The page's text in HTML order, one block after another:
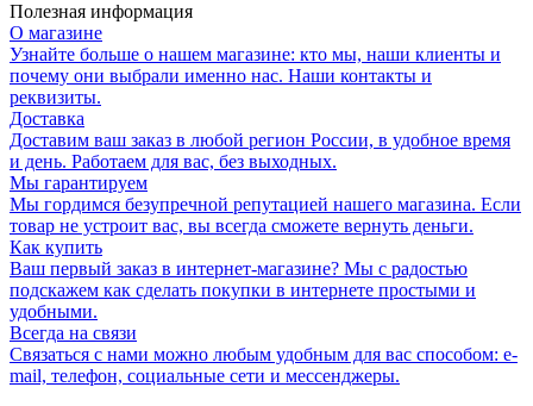
Полезная информация
О магазине
Узнайте больше о нашем магазине: кто мы, наши клиенты и
почему они выбрали именно нас. Наши контакты и
реквизиты.
Доставка
Доставим ваш заказ в любой регион России, в удобное время
и день. Работаем для вас, без выходных.
Мы гарантируем
Мы гордимся безупречной репутацией нашего магазина. Если
товар не устроит вас, вы всегда сможете вернуть деньги.
Как купить
Ваш первый заказ в интернет-магазине? Мы с радостью
подскажем как сделать покупки в интернете простыми и
удобными.
Всегда на связи
Связаться с нами можно любым удобным для вас способом: e-
mail, телефон, социальные сети и мессенджеры.